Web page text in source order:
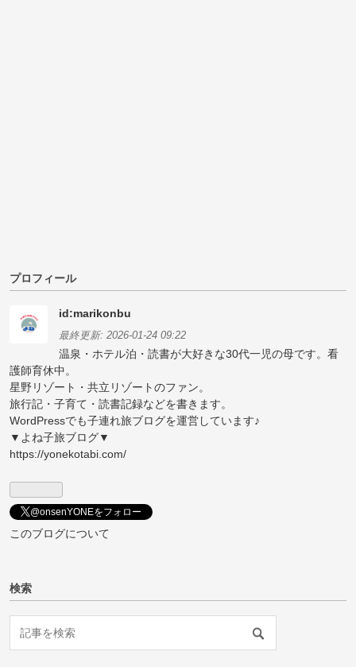
プロフィール
id:marikonbu
最終更新: 2026-01-24 09:22
温泉・ホテル泊・読書が大好きな30代一児の母です。看
護師育休中。
星野リゾート・共立リゾートのファン。
旅行記・子育て・読書記録などを書きます。
WordPressでも子連れ旅ブログを運営しています♪
▼よね子旅ブログ▼
https://yonekotabi.com/
@onsenYONEをフォロー
このブログについて
検索